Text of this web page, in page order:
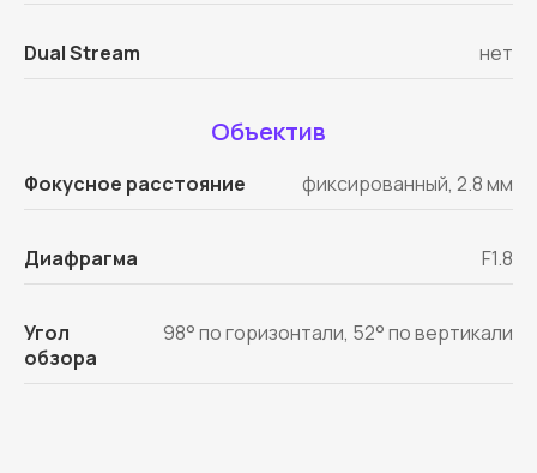
Dual Stream нет
Объектив
Фокусное расстояние фиксированный, 2.8 мм
Диафрагма F1.8
Угол
обзора
98° по горизонтали, 52° по вертикали